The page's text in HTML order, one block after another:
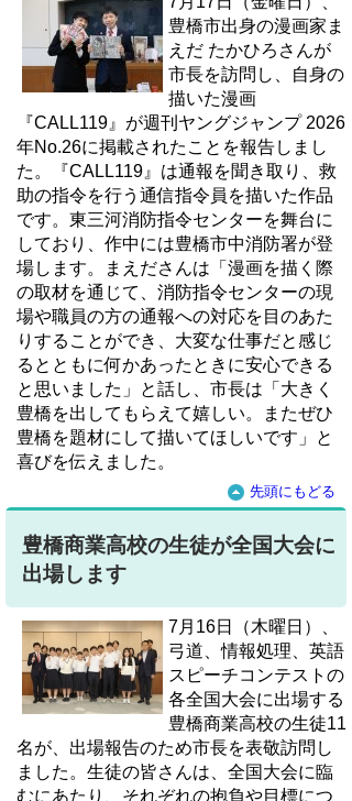
豊橋市出身の漫画家ま
えだ たかひろさんが
市長を訪問し、自身の
描いた漫画
『CALL119』が週刊ヤングジャンプ 2026
年No.26に掲載されたことを報告しまし
た。『CALL119』は通報を聞き取り、救
助の指令を行う通信指令員を描いた作品
です。東三河消防指令センターを舞台に
しており、作中には豊橋市中消防署が登
場します。まえださんは「漫画を描く際
の取材を通じて、消防指令センターの現
場や職員の方の通報への対応を目のあた
りすることができ、大変な仕事だと感じ
るとともに何かあったときに安心できる
と思いました」と話し、市長は「大きく
豊橋を出してもらえて嬉しい。またぜひ
豊橋を題材にして描いてほしいです」と
喜びを伝えました。
先頭にもどる
豊橋商業高校の生徒が全国大会に
出場します
7月16日（木曜日）、
弓道、情報処理、英語
スピーチコンテストの
各全国大会に出場する
豊橋商業高校の生徒11
名が、出場報告のため市長を表敬訪問し
ました。生徒の皆さんは、全国大会に臨
むにあたり、それぞれの抱負や目標につ